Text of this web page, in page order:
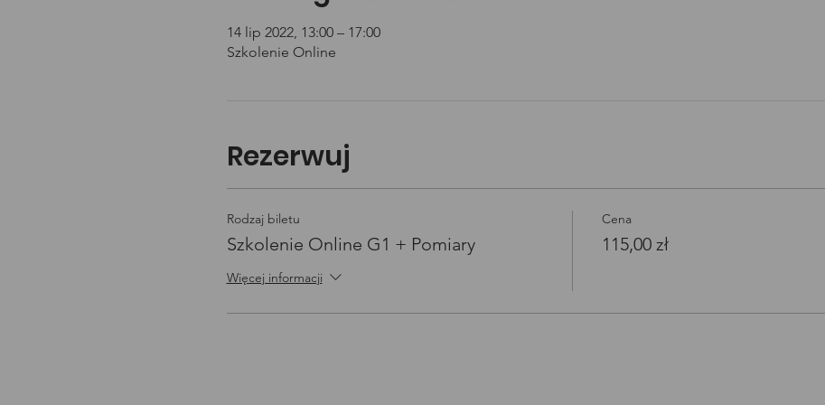
14 lip 2022, 13:00 – 17:00
Szkolenie Online
Rezerwuj
Rodzaj biletu
Szkolenie Online G1 + Pomiary
Więcej informacji
Cena
115,00 zł
Open link in new window